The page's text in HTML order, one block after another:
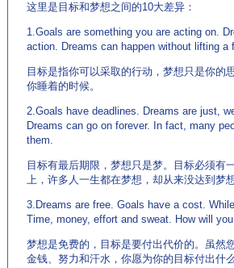
这里是目标和梦想之间的10大差异：
1.Goals are something you are acting on.
action. Dreams can happen without lifting a
目标是指你可以采取的行动，梦想只是你的
你睡着的时候。
2.Goals have deadlines. Dreams are just,
Dreams can go on forever. In fact, many
them.
目标有最后期限，梦想只是梦。目标必须有
上，许多人一生都在梦想，却从来没达到梦想
3.Dreams are free. Goals have a cost.
Time, money, effort and sweat. How will
梦想是免费的，目标是要付出代价的。虽然
金钱、努力和汗水，你愿为你的目标付出什